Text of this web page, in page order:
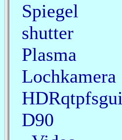
Spiegel
shutter
Plasma
Lochkamera
HDRqtpfsgui
D90